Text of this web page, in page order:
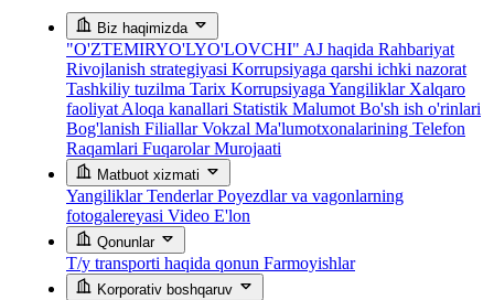
Biz haqimizda
"O'ZTEMIRYO'LYO'LOVCHI" AJ haqida Rahbariyat
Rivojlanish strategiyasi Korrupsiyaga qarshi ichki nazorat
Tashkiliy tuzilma Tarix Korrupsiyaga Yangiliklar Xalqaro
faoliyat Aloqa kanallari Statistik Malumot Bo'sh ish o'rinlari
Bog'lanish FiliallarVokzal Ma'lumotxonalarining Telefon
Raqamlari Fuqarolar Murojaati
Matbuot xizmati
YangiliklarTenderlarPoyezdlar va vagonlarning
fotogalereyasi Video E'lon
Qonunlar
T/y transporti haqida qonun Farmoyishlar
Korporativ boshqaruv